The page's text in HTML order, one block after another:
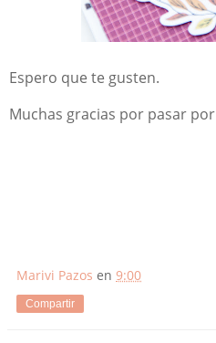
Espero que te gusten.
Muchas gracias por pasar por
Marivi Pazos en 9:00
Compartir